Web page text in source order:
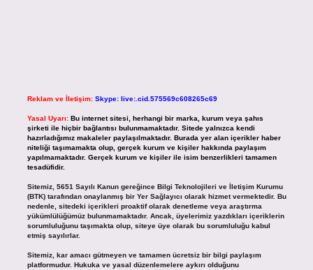
Reklam ve İletişim: Skype: live:.cid.575569c608265c69
Yasal Uyarı: Bu internet sitesi, herhangi bir marka, kurum veya şahıs
şirketi ile hiçbir bağlantısı bulunmamaktadır. Sitede yalnızca kendi
hazırladığımız makaleler paylaşılmaktadır. Burada yer alan içerikler haber
niteliği taşımamakta olup, gerçek kurum ve kişiler hakkında paylaşım
yapılmamaktadır. Gerçek kurum ve kişiler ile isim benzerlikleri tamamen
tesadüfidir.
Sitemiz, 5651 Sayılı Kanun gereğince Bilgi Teknolojileri ve İletişim Kurumu
(BTK) tarafından onaylanmış bir Yer Sağlayıcı olarak hizmet vermektedir. Bu
nedenle, sitedeki içerikleri proaktif olarak denetleme veya araştırma
yükümlülüğümüz bulunmamaktadır. Ancak, üyelerimiz yazdıkları içeriklerin
sorumluluğunu taşımakta olup, siteye üye olarak bu sorumluluğu kabul
etmiş sayılırlar.
Sitemiz, kar amacı gütmeyen ve tamamen ücretsiz bir bilgi paylaşım
platformudur. Hukuka ve yasal düzenlemelere aykırı olduğunu